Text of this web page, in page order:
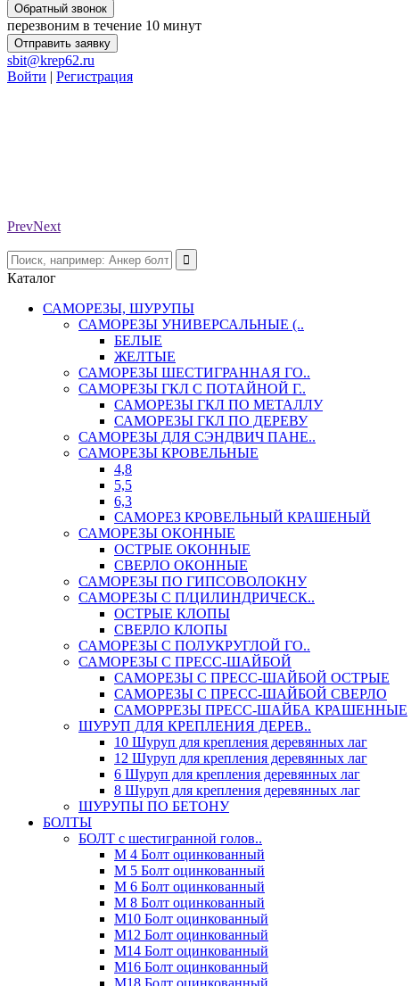
Обратный звонок
перезвоним в течение 10 минут
Отправить заявку
sbit@krep62.ru
Войти | Регистрация
PrevNext
Каталог
САМОРЕЗЫ, ШУРУПЫ
САМОРЕЗЫ УНИВЕРСАЛЬНЫЕ (..
БЕЛЫЕ
ЖЕЛТЫЕ
САМОРЕЗЫ ШЕСТИГРАННАЯ ГО..
САМОРЕЗЫ ГКЛ С ПОТАЙНОЙ Г..
САМОРЕЗЫ ГКЛ ПО МЕТАЛЛУ
САМОРЕЗЫ ГКЛ ПО ДЕРЕВУ
САМОРЕЗЫ ДЛЯ СЭНДВИЧ ПАНЕ..
САМОРЕЗЫ КРОВЕЛЬНЫЕ
4,8
5,5
6,3
САМОРЕЗ КРОВЕЛЬНЫЙ КРАШЕНЫЙ
САМОРЕЗЫ ОКОННЫЕ
ОСТРЫЕ ОКОННЫЕ
СВЕРЛО ОКОННЫЕ
САМОРЕЗЫ ПО ГИПСОВОЛОКНУ
САМОРЕЗЫ С П/ЦИЛИНДРИЧЕСК..
ОСТРЫЕ КЛОПЫ
СВЕРЛО КЛОПЫ
САМОРЕЗЫ С ПОЛУКРУГЛОЙ ГО..
САМОРЕЗЫ С ПРЕСС-ШАЙБОЙ
САМОРЕЗЫ С ПРЕСС-ШАЙБОЙ ОСТРЫЕ
САМОРЕЗЫ С ПРЕСС-ШАЙБОЙ СВЕРЛО
САМОРРЕЗЫ ПРЕСС-ШАЙБА КРАШЕННЫЕ
ШУРУП ДЛЯ КРЕПЛЕНИЯ ДЕРЕВ..
10 Шуруп для крепления деревянных лаг
12 Шуруп для крепления деревянных лаг
6 Шуруп для крепления деревянных лаг
8 Шуруп для крепления деревянных лаг
ШУРУПЫ ПО БЕТОНУ
БОЛТЫ
БОЛТ с шестигранной голов..
М 4 Болт оцинкованный
М 5 Болт оцинкованный
М 6 Болт оцинкованный
М 8 Болт оцинкованный
М10 Болт оцинкованный
М12 Болт оцинкованный
М14 Болт оцинкованный
М16 Болт оцинкованный
М18 Болт оцинкованный